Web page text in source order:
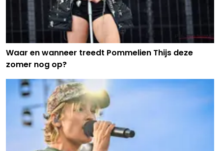
Waar en wanneer treedt Pommelien Thijs deze
zomer nog op?